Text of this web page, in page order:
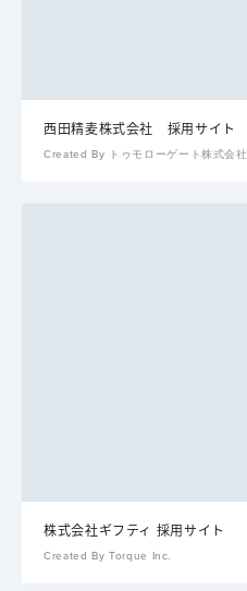
西田精麦株式会社 採用サイト
Created By トゥモローゲート株式会社
株式会社ギフティ 採用サイト
Created By Torque Inc.